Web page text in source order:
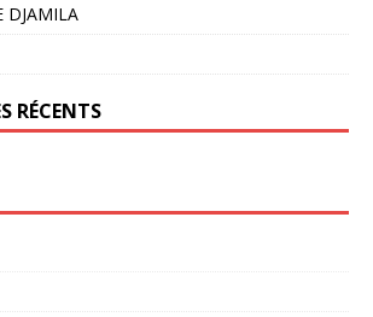
DJAMILA
RÉCENTS